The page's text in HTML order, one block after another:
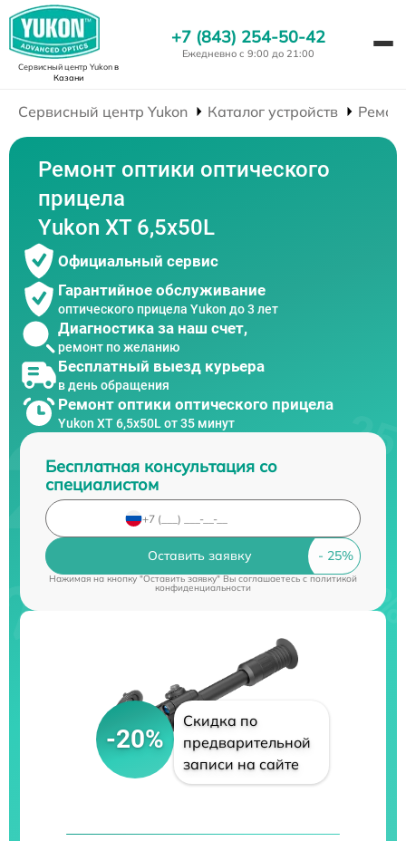
Сервисный центр Yukonв
Казани
+7 (843) 254-50-42
Ежедневно с 9:00 до 21:00
Сервисный центр Yukon Каталог устройств
Ремонт оптики оптического
прицела
Yukon XT 6,5x50L
Официальный сервис
Гарантийное обслуживание
оптического прицела Yukon до 3 лет
Диагностика за наш счет,
ремонт по желанию
Бесплатный выезд курьера
в день обращения
Ремонт оптики оптического прицела
Yukon XT 6,5x50L от 35 минут
Бесплатная консультация со
специалистом
Оставить заявку
Нажимая на кнопку "Оставить заявку" Вы соглашаетесь cполитикой
конфиденциальности
-20%
Скидка по
предварительной
записи на сайте